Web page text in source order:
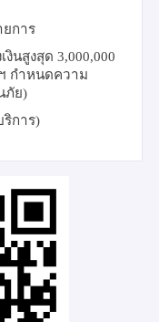
ยการ
งินสูงสุด 3,000,000
กำหนดความ
ภัย)
ริการ)